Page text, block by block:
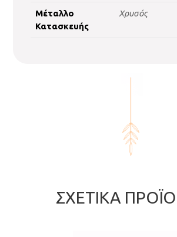
Μέταλλο
Κατασκευής
Χρυσός
ΣΧΕΤΙΚΆ